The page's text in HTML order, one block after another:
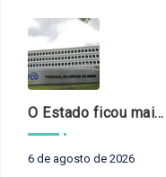
O Estado ficou mais complexo. O controle precisa acompanhar
6 de agosto de 2026